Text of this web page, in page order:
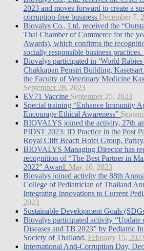
2023 and moves forward to create a
corruption-free business December 7,
Biovalys Co., Ltd. received the
Thai Chamber of Commerce for the
Awards), which confirms the
socially responsible business practices.
Biovalys participated in ‘World Rabies
Chakkapan Pensiri Building,
the Faculty of Veterinary Medicine
September 28, 2023
EV71 Vaccine September 25, 2023
Special training “Enhance Immunity
Encourage Ethical Awareness”
BIOVALYS joined the activity, 27th
PIDST 2023: ID Practice in the Post
Royal Cliff Beach Hotel Group,
BIOVALYS Managing Director has
recognition of “The Best Partner in
2022” Award. May 10, 2023
Biovalys joined activity the 88th
College of Pediatrician of Thailand
Integrating Innovations to Current
2023
Sustainable Development Goals
Biovalys participated activity “Update
Diseases and TB 2023” by Pediatric
Society of Thailand. February 15, 2023
International Anti-Corruption Day,